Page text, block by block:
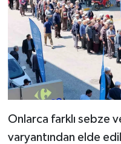
Onlarca farklı sebze
varyantından elde